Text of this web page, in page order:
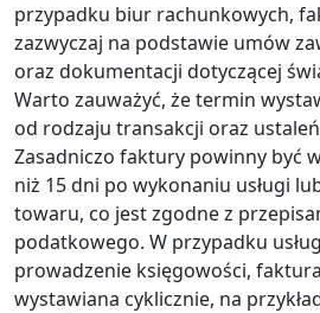
przypadku biur rachunkowych,
zazwyczaj na podstawie umów
oraz dokumentacji dotyczącej
Warto zauważyć, że termin
od rodzaju transakcji oraz
Zasadniczo faktury powinny być
niż 15 dni po wykonaniu usługi
towaru, co jest zgodne z
podatkowego. W przypadku
prowadzenie księgowości,
wystawiana cyklicznie, na